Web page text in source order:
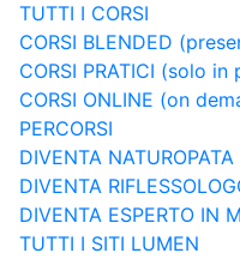
TUTTI I CORSI
CORSI BLENDED
CORSI PRATICI (solo in
CORSI ONLINE (on
PERCORSI
DIVENTA NATUROPATA
DIVENTA
DIVENTA ESPERTO IN
TUTTI I SITI LUMEN